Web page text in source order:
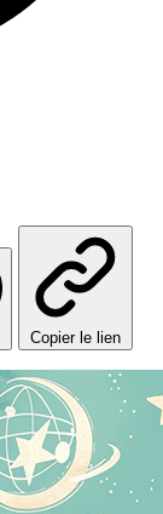
Copier le lien